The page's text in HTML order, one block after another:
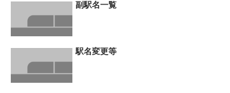
副駅名一覧
駅名変更等